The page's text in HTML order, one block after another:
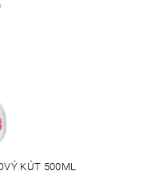
KÚT 500ML